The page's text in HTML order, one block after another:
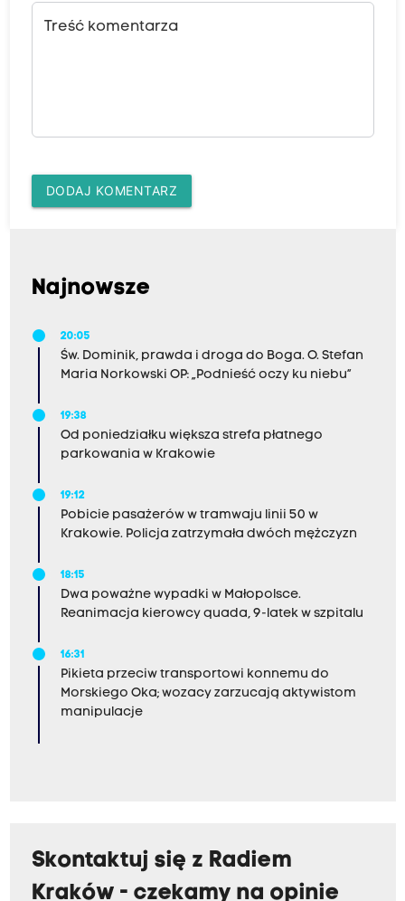
Treść komentarza
DODAJ KOMENTARZ
Najnowsze
20:05
Św. Dominik, prawda i droga do Boga. O. Stefan
Maria Norkowski OP: „Podnieść oczy ku niebu”
19:38
Od poniedziałku większa strefa płatnego
parkowania w Krakowie
19:12
Pobicie pasażerów w tramwaju linii 50 w
Krakowie. Policja zatrzymała dwóch mężczyzn
18:15
Dwa poważne wypadki w Małopolsce.
Reanimacja kierowcy quada, 9-latek w szpitalu
16:31
Pikieta przeciw transportowi konnemu do
Morskiego Oka; wozacy zarzucają aktywistom
manipulacje
Skontaktuj się z Radiem
Kraków - czekamy na opinie